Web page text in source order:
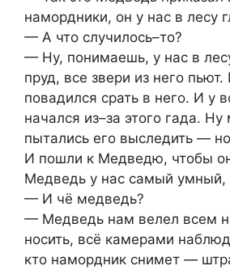
намордники, он у нас в лесу
— А что случилось–то?
— Ну, понимаешь, у нас в
пруд, все звери из него пьют.
повадился срать в него. И у
начался из–за этого гада.
пытались его выследить —
И пошли к Медведю, чтобы
Медведь у нас самый умный,
— И чё медведь?
— Медведь нам велел всем
носить, всё камерами
кто намордник снимет —